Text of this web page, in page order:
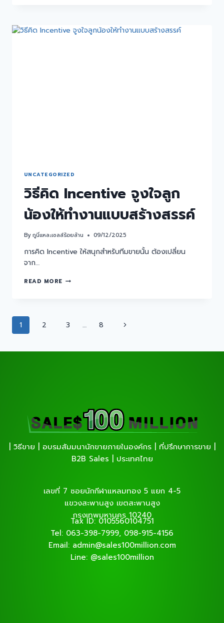
UNCATEGORIZED
วิธีคิด Incentive จูงใจลูก
น้องให้ทำงานแบบสร้างสรรค์
Byกูนี่แหละเซลล์ร้อยล้าน 09/12/2025
การคิด Incentive ให้สนุกสำหรับทีมขายนั้น ต้องเปลี่ยน
จาก…
READ MORE
1 2 3 … 8
| วิธีขาย | อบรมสัมมนานักขายภายในองค์กร | ที่ปรึกษาการขาย |
B2B Sales | ประเทศไทย
เลขที่ 7 ซอยนักกีฬาแหลมทอง 5 แยก 4-5
แขวงสะพานสูง เขตสะพานสูง
กรุงเทพมหานคร 10240
Tax ID: 0105560104751
Tel: 063-398-7999, 098-915-4156
Email: admin@sales100million.com
Line: @sales100million